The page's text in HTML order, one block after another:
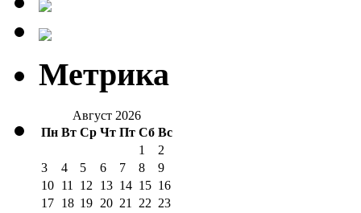
Метрика
Август 2026
Пн Вт Ср Чт Пт Сб Вс
1
2
3
4 5 6 7 8
9
10 11 12 13 14 15 16
17 18 19 20 21 22 23